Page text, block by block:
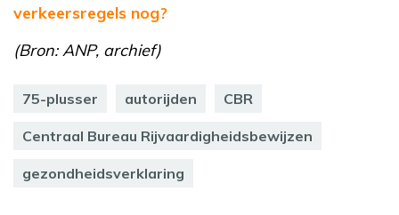
verkeersregels nog?
(Bron: ANP, archief)
75-plusser autorijden CBR
Centraal Bureau Rijvaardigheidsbewijzen
gezondheidsverklaring